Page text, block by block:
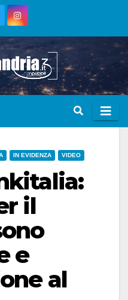
IN EVIDENZA VIDEO
il
e
al